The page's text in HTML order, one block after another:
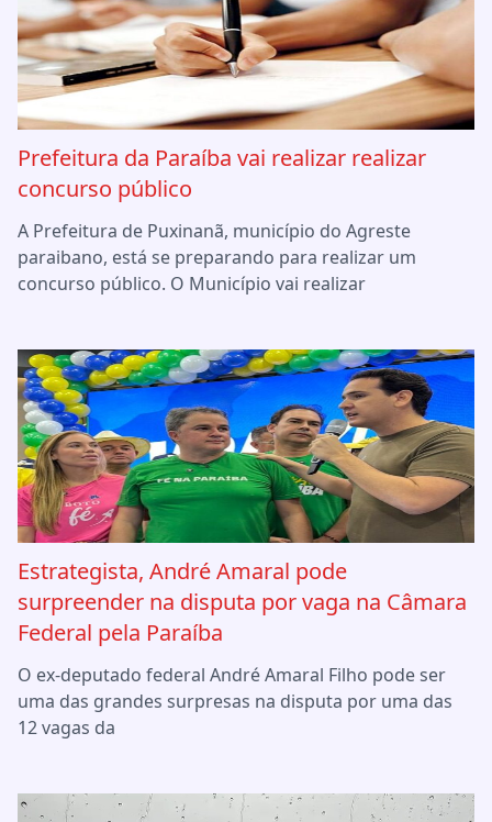
Prefeitura da Paraíba vai realizar realizar
concurso público
A Prefeitura de Puxinanã, município do Agreste
paraibano, está se preparando para realizar um
concurso público. O Município vai realizar
Estrategista, André Amaral pode
surpreender na disputa por vaga na Câmara
Federal pela Paraíba
O ex-deputado federal André Amaral Filho pode ser
uma das grandes surpresas na disputa por uma das
12 vagas da